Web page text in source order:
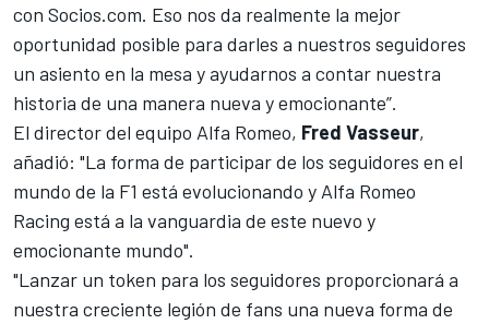
con Socios.com. Eso nos da realmente la mejor
oportunidad posible para darles a nuestros seguidores
un asiento en la mesa y ayudarnos a contar nuestra
historia de una manera nueva y emocionante”.
El director del equipo Alfa Romeo, Fred Vasseur,
añadió: "La forma de participar de los seguidores en el
mundo de la F1 está evolucionando y Alfa Romeo
Racing está a la vanguardia de este nuevo y
emocionante mundo".
"Lanzar un token para los seguidores proporcionará a
nuestra creciente legión de fans una nueva forma de